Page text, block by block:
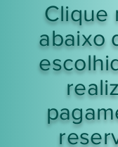
Clique
abaixo